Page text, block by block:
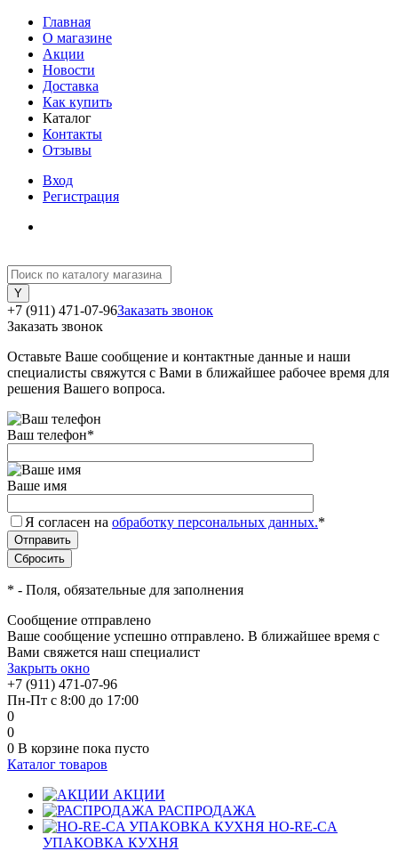
Главная
О магазине
Акции
Новости
Доставка
Как купить
Каталог
Контакты
Отзывы
Вход
Регистрация
+7 (911) 471-07-96Заказать звонок
Заказать звонок
Оставьте Ваше сообщение и контактные данные и наши
специалисты свяжутся с Вами в ближайшее рабочее время для
решения Вашего вопроса.
Ваш телефон*
Ваше имя
Я согласен на обработку персональных данных.*
* - Поля, обязательные для заполнения
Сообщение отправлено
Ваше сообщение успешно отправлено. В ближайшее время с
Вами свяжется наш специалист
Закрыть окно
+7 (911) 471-07-96
Пн-Пт с 8:00 до 17:00
0
0
0 В корзине пока пусто
Каталог товаров
АКЦИИ
РАСПРОДАЖА
HO-RE-CA
УПАКОВКА КУХНЯ